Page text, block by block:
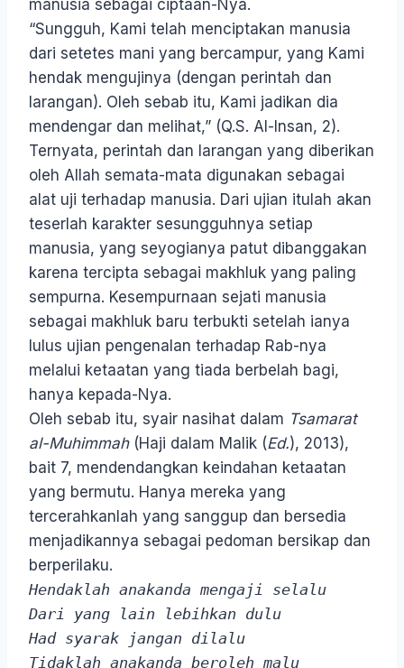
manusia sebagai ciptaan-Nya.
“Sungguh, Kami telah menciptakan manusia
dari setetes mani yang bercampur, yang Kami
hendak mengujinya (dengan perintah dan
larangan). Oleh sebab itu, Kami jadikan dia
mendengar dan melihat,” (Q.S. Al-Insan, 2).
Ternyata, perintah dan larangan yang diberikan
oleh Allah semata-mata digunakan sebagai
alat uji terhadap manusia. Dari ujian itulah akan
teserlah karakter sesungguhnya setiap
manusia, yang seyogianya patut dibanggakan
karena tercipta sebagai makhluk yang paling
sempurna. Kesempurnaan sejati manusia
sebagai makhluk baru terbukti setelah ianya
lulus ujian pengenalan terhadap Rab-nya
melalui ketaatan yang tiada berbelah bagi,
hanya kepada-Nya.
Oleh sebab itu, syair nasihat dalam Tsamarat
al-Muhimmah(Haji dalam Malik (Ed.), 2013),
bait 7, mendendangkan keindahan ketaatan
yang bermutu. Hanya mereka yang
tercerahkanlah yang sanggup dan bersedia
menjadikannya sebagai pedoman bersikap dan
berperilaku.
Hendaklah anakanda mengaji selalu
Dari yang lain lebihkan dulu
Had syarak jangan dilalu
Tidaklah anakanda beroleh malu